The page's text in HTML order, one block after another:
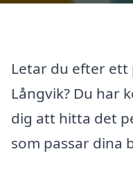
Letar du efter
Långvik? Du har
dig att hitta det
som passar dina